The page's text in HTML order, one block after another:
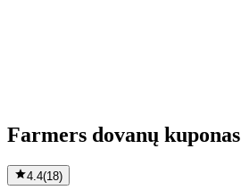
Farmers dovanų kuponas
4.4(18)